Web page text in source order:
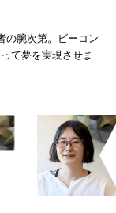
腕次第。
ビーコン
て夢を実現させま